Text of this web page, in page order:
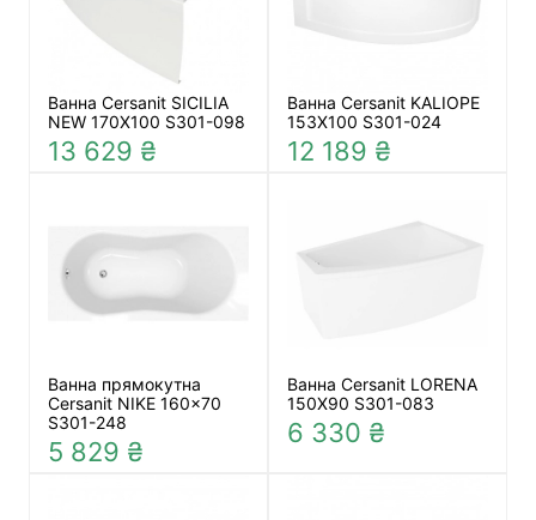
Ванна Cersanit SICILIA
NEW 170Х100 S301-098
13 629 ₴
Ванна Cersanit KALIOPE
153X100 S301-024
12 189 ₴
Ванна прямокутна
Cersanit NIKE 160x70
S301-248
5 829 ₴
Ванна Cersanit LORENA
150Х90 S301-083
6 330 ₴